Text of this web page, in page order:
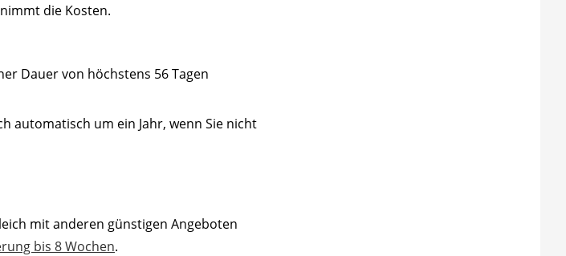
die Kosten.
Dauer von höchstens 56 Tagen
automatisch um ein Jahr, wenn Sie nicht
mit anderen günstigen Angeboten
bis 8 Wochen.